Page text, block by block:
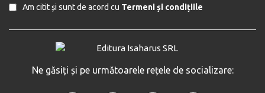
Am citit și sunt de acord cu Termeni și condițiile
Ne găsiți și pe următoarele rețele de socializare: